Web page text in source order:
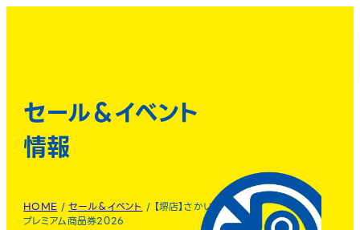
セール＆イベント
情報
HOME /セール＆イベント / 【堺店】さかい
プレミアム商品券2026